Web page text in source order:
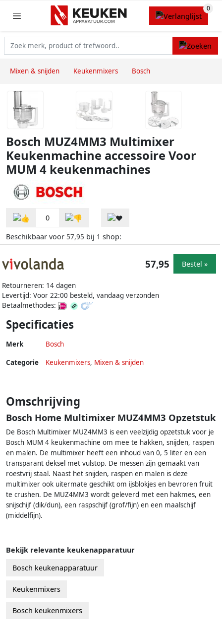
Mixen & snijden Keukenmixers Bosch
Bosch MUZ4MM3 Multimixer
Keukenmachine accessoire Voor
MUM 4 keukenmachines
0
Beschikbaar voor 57,95 bij 1 shop:
Retourneren: 14 dagen
Levertijd: Voor 22:00 besteld, vandaag verzonden
Betaalmethodes:
57,95 Bestel »
Specificaties
Merk Bosch
Categorie Keukenmixers, Mixen & snijden
Omschrijving
Bosch Home Multimixer MUZ4MM3 Opzetstuk
De Bosch Multimixer MUZ4MM3 is een veelzijdig opzetstuk voor je
Bosch MUM 4 keukenmachine om mee te hakken, snijden, raspen
en malen. De multimixer heeft een inhoud van 0, 5 liter en een
transparant deksel met vulstop. De messen zijn gemaakt van
roestvrij staal. Naast het snijden, raspen en malen is deze
multimixer ook uitermate geschikt om ijsblokjes en bevroren fruit
te crushen. De MUZ4MM3 wordt geleverd met een hakmes, een
snijschijf (dik/dun), een raspschijf (grof/fijn) en een maalschijf
(middelfijn).
Bekijk relevante keukenapparatuur
Bosch keukenapparatuur
Keukenmixers
Bosch keukenmixers